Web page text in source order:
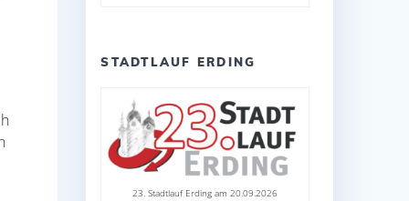
STADTLAUF ERDING
23. Stadtlauf Erding am 20.09.2026